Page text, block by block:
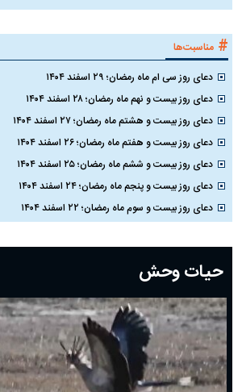
# مناسبت‌ها
دعای روز سی ام ماه رمضان؛ ۲۹ اسفند ۱۴۰۴
دعای روز بیست و نهم ماه رمضان؛ ۲۸ اسفند ۱۴۰۴
دعای روز بیست و هشتم ماه رمضان؛ ۲۷ اسفند ۱۴۰۴
دعای روز بیست و هفتم ماه رمضان؛ ۲۶ اسفند ۱۴۰۴
دعای روز بیست و ششم ماه رمضان؛ ۲۵ اسفند ۱۴۰۴
دعای روز بیست و پنجم ماه رمضان؛ ۲۴ اسفند ۱۴۰۴
دعای روز بیست و سوم ماه رمضان؛ ۲۲ اسفند ۱۴۰۴
دعای روز بیستم ماه رمضان؛ ۱۹ اسفند ۱۴۰۴
دعای روز هشتم ماه مبارک رمضان؛ ۷ اسفند ماه ۱۴۰۴
دعای روز هفتم ماه رمضان؛ ۶ اسفند ۱۴۰۴
دعای روز ششم ماه رمضان؛ ۵ اسفند ۱۴۰۴
دعای روز پنجم ماه رمضان؛ ۴ اسفند ۱۴۰۴
دعای روز چهارم ماه مبارک رمضان؛ ۳ اسفند ۱۴۰۴
دعای روز سوم ماه مبارک رمضان؛ ۱۴ اسفند ۱۴۰۴
حیات وحش